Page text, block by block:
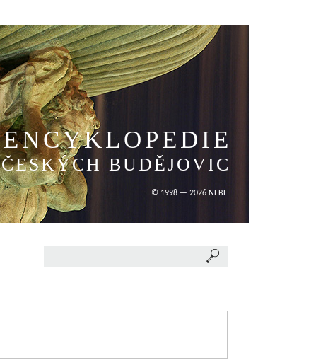
ENCYKLOPEDIE
ČESKÝCH BUDĚJOVIC
© 1998 — 2026 NEBE